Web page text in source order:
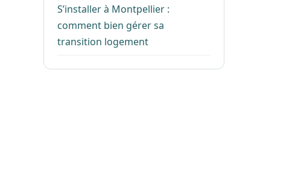
S’installer à Montpellier :
comment bien gérer sa
transition logement